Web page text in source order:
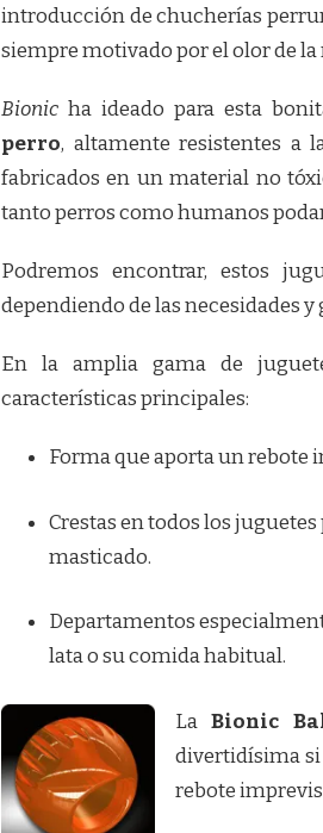
introducción de chucherías
siempre motivado por el olor de
Bionicha ideado para esta
perro, altamente resistentes a
fabricados en un material no
tanto perros como humanos
Podremos encontrar, estos
dependiendo de las necesidades
En la amplia gama de
características principales:
Forma que aporta un rebote
Crestas en todos los
masticado.
Departamentos
lata o su comida habitual.
LaBionic
divertidísima si
rebote